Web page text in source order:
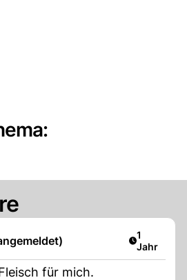
Artikel
1
Jahr
für Brüder , Fleisch für mich.